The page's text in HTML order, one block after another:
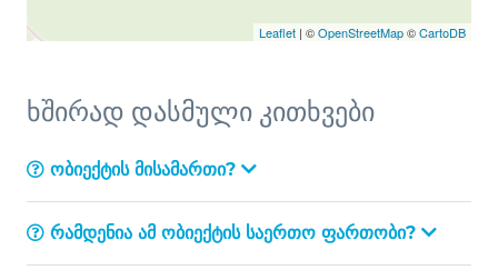
Leaflet | ©OpenStreetMap©CartoDB
ხშირად დასმული კითხვები
ობიექტის მისამართი?
რამდენია ამ ობიექტის საერთო ფართობი?